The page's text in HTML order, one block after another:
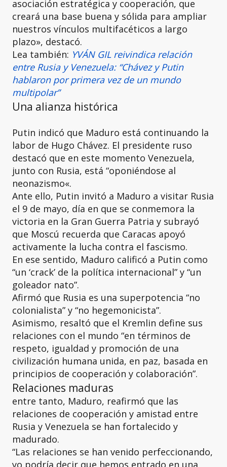
asociación estratégica y cooperación, que
creará una base buena y sólida para ampliar
nuestros vínculos multifacéticos a largo
plazo», destacó.
Lea también: YVÁN GIL reivindica relación
entre Rusia y Venezuela: “Chávez y Putin
hablaron por primera vez de un mundo
multipolar”
Una alianza histórica
Putin indicó que Maduro está continuando la
labor de Hugo Chávez. El presidente ruso
destacó que en este momento Venezuela,
junto con Rusia, está “oponiéndose al
neonazismo«.
Ante ello, Putin invitó a Maduro a visitar Rusia
el 9 de mayo, día en que se conmemora la
victoria en la Gran Guerra Patria y subrayó
que Moscú recuerda que Caracas apoyó
activamente la lucha contra el fascismo.
En ese sentido, Maduro calificó a Putin como
“un ‘crack’ de la política internacional” y “un
goleador nato”.
Afirmó que Rusia es una superpotencia “no
colonialista” y “no hegemonicista”.
Asimismo, resaltó que el Kremlin define sus
relaciones con el mundo “en términos de
respeto, igualdad y promoción de una
civilización humana unida, en paz, basada en
principios de cooperación y colaboración”.
Relaciones maduras
entre tanto, Maduro, reafirmó que las
relaciones de cooperación y amistad entre
Rusia y Venezuela se han fortalecido y
madurado.
“Las relaciones se han venido perfeccionando,
yo podría decir que hemos entrado en una